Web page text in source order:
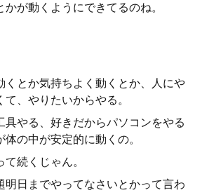
が動くようにできてるのね。
くとか気持ちよく動くとか、人にや
、やりたいからやる。
具やる、好きだからパソコンをやる
の中が安定的に動くの。
続くじゃん。
明日までやってなさいとかって言わ